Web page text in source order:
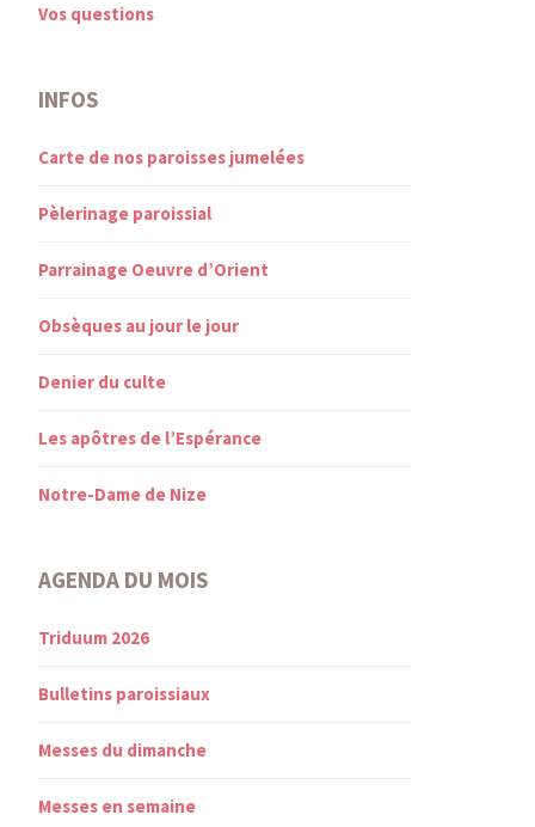
Vos questions
INFOS
Carte de nos paroisses jumelées
Pèlerinage paroissial
Parrainage Oeuvre d’Orient
Obsèques au jour le jour
Denier du culte
Les apôtres de l’Espérance
Notre-Dame de Nize
AGENDA DU MOIS
Triduum 2026
Bulletins paroissiaux
Messes du dimanche
Messes en semaine